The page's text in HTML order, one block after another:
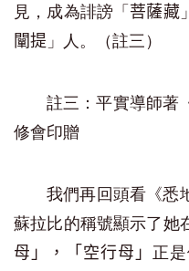
見，成為誹謗「 菩薩藏
闡提 」人。（註三）
註三：平實導師著
修會印贈
我們再回頭看《悉
蘇拉比的稱號顯示了她
母」，「空行母」 正